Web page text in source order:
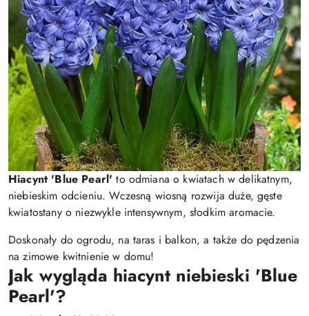
Hiacynt 'Blue Pearl'to odmiana o kwiatach w delikatnym,
niebieskim odcieniu. Wczesną wiosną rozwija duże, gęste
kwiatostany o niezwykle intensywnym, słodkim aromacie.
Doskonały do ogrodu, na taras i balkon, a także do pędzenia
na zimowe kwitnienie w domu!
Jak wygląda hiacynt niebieski 'Blue
Pearl'?